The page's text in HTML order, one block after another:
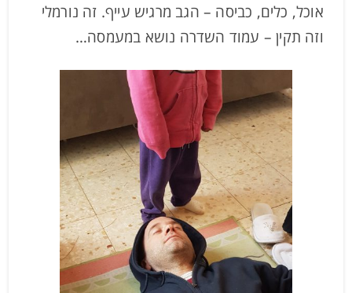
אוכל, כלים, כביסה – הגב מרגיש עייף. זה נורמלי
וזה תקין – עמוד השדרה נושא במעמסה…